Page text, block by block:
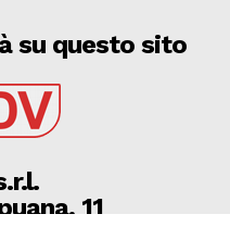
su questo sito
11